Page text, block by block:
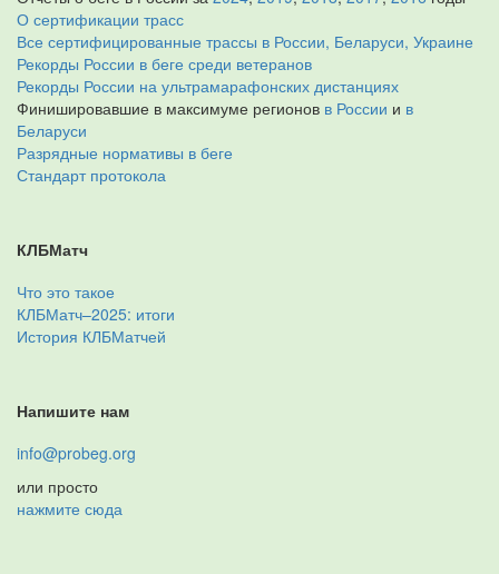
О сертификации трасс
Все сертифицированные трассы в России, Беларуси, Украине
Рекорды России в беге среди ветеранов
Рекорды России на ультрамарафонских дистанциях
Финишировавшие в максимуме регионов в России и в
Беларуси
Разрядные нормативы в беге
Стандарт протокола
КЛБМатч
Что это такое
КЛБМатч–2025: итоги
История КЛБМатчей
Напишите нам
info@probeg.org
или просто
нажмите сюда